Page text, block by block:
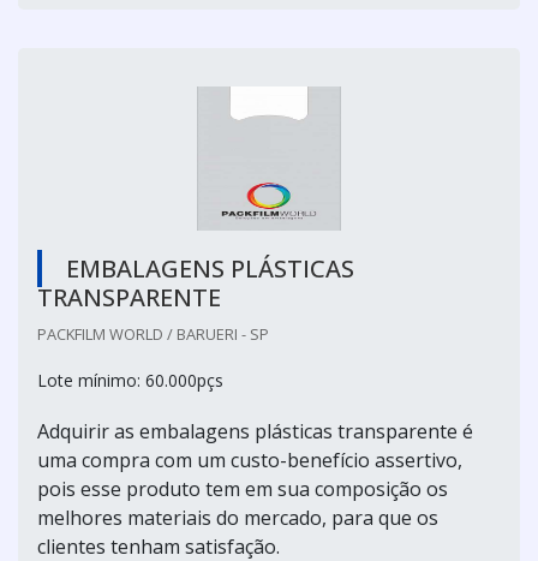
EMBALAGENS PLÁSTICAS
TRANSPARENTE
PACKFILM WORLD / BARUERI - SP
Lote mínimo: 60.000pçs
Adquirir as embalagens plásticas transparente é
uma compra com um custo-benefício assertivo,
pois esse produto tem em sua composição os
melhores materiais do mercado, para que os
clientes tenham satisfação.